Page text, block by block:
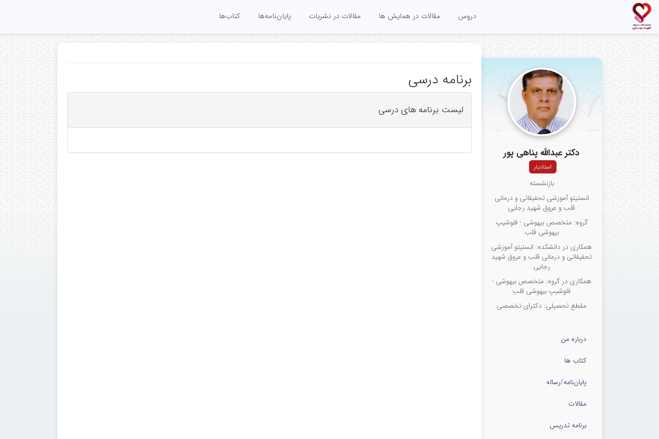
دروس مقالات در همایش ها مقالات در نشریات پایان‌نامه‌ها کتاب‌ها
دکتر عبدالله پناهی پور
استادیار
بازنشسته
انستیتو آموزشی تحقیقاتی و درمانی
قلب و عروق شهید رجایی
گروه: متخصص بیهوشی - فلوشیپ
بیهوشی قلب
همکاری در دانشکده: انستیتو آموزشی
تحقیقاتی و درمانی قلب و عروق شهید
رجایی
همکاری در گروه: متخصص بیهوشی -
فلوشیپ بیهوشی قلب
مقطع تحصیلی: دکترای تخصصی
درباره من
کتاب ها
پایان‌نامه‌/رساله
مقالات
برنامه تدریس
برنامه درسی
لیست برنامه های درسی